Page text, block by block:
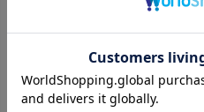
pompkinsBABY